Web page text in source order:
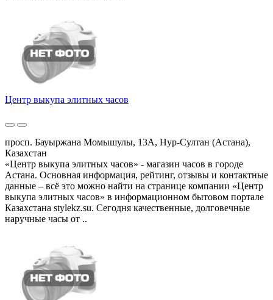
Центр выкупа элитных часов
просп. Бауыржана Момышулы, 13А, Нур-Султан (Астана),
Казахстан
«Центр выкупа элитных часов» - магазин часов в городе
Астана. Основная информация, рейтинг, отзывы и контактные
данные – всё это можно найти на странице компании «Центр
выкупа элитных часов» в информационном бытовом портале
Казахстана stylekz.su. Сегодня качественные, долговечные
наручные часы от ..